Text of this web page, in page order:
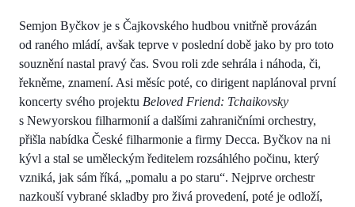
Semjon Byčkov je s Čajkovského hudbou vnitřně provázán
od raného mládí, avšak teprve v poslední době jako by pro toto
souznění nastal pravý čas. Svou roli zde sehrála i náhoda, či,
řekněme, znamení. Asi měsíc poté, co dirigent naplánoval první
koncerty svého projektu Beloved Friend: Tchaikovsky
s Newyorskou filharmonií a dalšími zahraničními orchestry,
přišla nabídka České filharmonie a firmy Decca. Byčkov na ni
kývl a stal se uměleckým ředitelem rozsáhlého počinu, který
vzniká, jak sám říká, „pomalu a po staru“. Nejprve orchestr
nazkouší vybrané skladby pro živá provedení, poté je odloží,